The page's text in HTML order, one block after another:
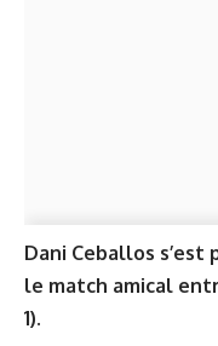
Dani Ceballos
le match amical
1).